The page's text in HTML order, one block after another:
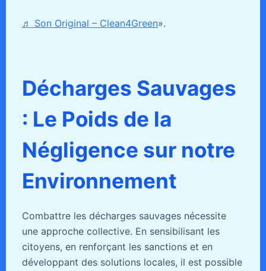
♬ Son Original – Clean4Green».
Décharges Sauvages
: Le Poids de la
Négligence sur notre
Environnement
Combattre les décharges sauvages nécessite
une approche collective. En sensibilisant les
citoyens, en renforçant les sanctions et en
développant des solutions locales, il est possible